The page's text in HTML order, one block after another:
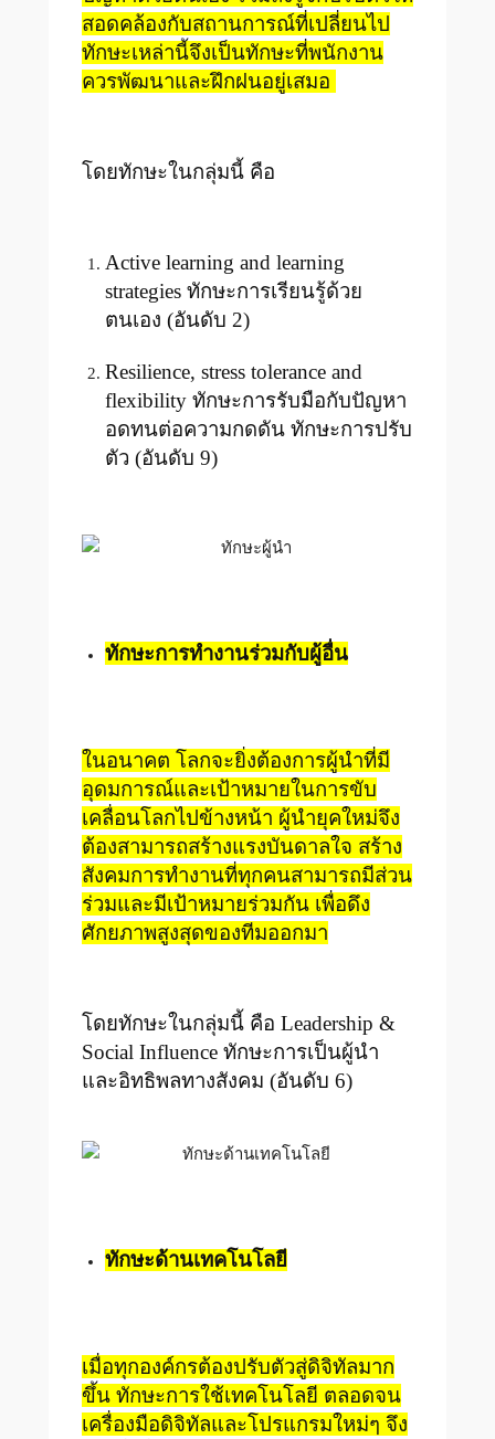
สอดคล้องกับสถานการณ์ที่เปลี่ยนไป
ทักษะเหล่านี้จึงเป็นทักษะที่พนักงาน
ควรพัฒนาและฝึกฝนอยู่เสมอ
โดยทักษะในกลุ่มนี้ คือ
Active learning and learning
strategies ทักษะการเรียนรู้ด้วย
ตนเอง (อันดับ 2)
Resilience, stress tolerance and
flexibility ทักษะการรับมือกับปัญหา
อดทนต่อความกดดัน ทักษะการปรับ
ตัว (อันดับ 9)
ทักษะการทำงานร่วมกับผู้อื่น
ในอนาคต โลกจะยิ่งต้องการผู้นำที่มี
อุดมการณ์และเป้าหมายในการขับ
เคลื่อนโลกไปข้างหน้า ผู้นำยุคใหม่จึง
ต้องสามารถสร้างแรงบันดาลใจ สร้าง
สังคมการทำงานที่ทุกคนสามารถมีส่วน
ร่วมและมีเป้าหมายร่วมกัน เพื่อดึง
ศักยภาพสูงสุดของทีมออกมา
โดยทักษะในกลุ่มนี้ คือ Leadership &
Social Influence ทักษะการเป็นผู้นำ
และอิทธิพลทางสังคม (อันดับ 6)
ทักษะด้านเทคโนโลยี
เมื่อทุกองค์กรต้องปรับตัวสู่ดิจิทัลมาก
ขึ้น ทักษะการใช้เทคโนโลยี ตลอดจน
เครื่องมือดิจิทัลและโปรแกรมใหม่ๆ จึง